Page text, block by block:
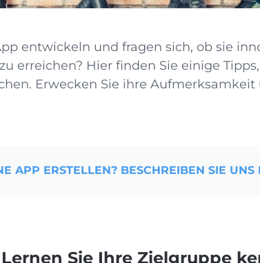
entwickeln und fragen sich, ob sie
erreichen? Hier finden Sie einige
Erwecken Sie ihre Aufmerksamkeit
APP ERSTELLEN? BESCHREIBEN SIE UNS
Sie Ihre Zielgruppe